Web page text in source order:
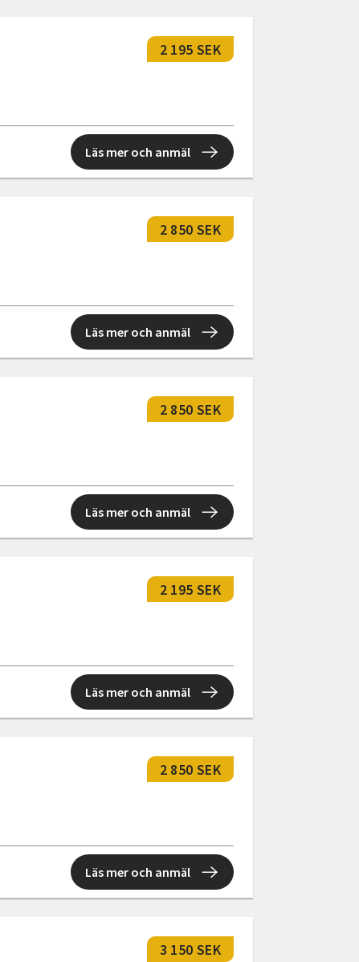
2 195 SEK
Läs mer och anmäl
2 850 SEK
Läs mer och anmäl
2 850 SEK
Läs mer och anmäl
2 195 SEK
Läs mer och anmäl
2 850 SEK
Läs mer och anmäl
3 150 SEK